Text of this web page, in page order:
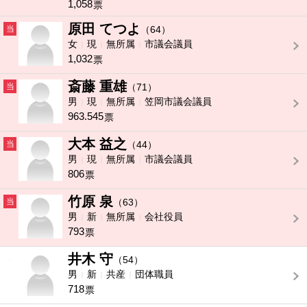
1,058票
当 原田 てつよ
（64）
女
現 無所属 市議会議員
1,032票
当 斎藤 重雄（71）
男
現 無所属 笠岡市議会議員
963.545票
当 大本 益之
（44）
男
現 無所属 市議会議員
806票
当 竹原 泉 （63）
男
新 無所属 会社役員
793票
井木 守 （54）
男
新 共産 団体職員
718票